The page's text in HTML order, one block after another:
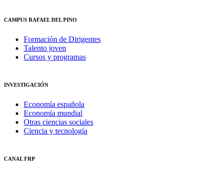
CAMPUS RAFAEL DEL PINO
Formación de Dirigentes
Talento joven
Cursos y programas
INVESTIGACIÓN
Economía española
Economía mundial
Otras ciencias sociales
Ciencia y tecnología
CANAL FRP